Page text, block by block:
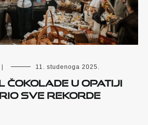
11. studenoga 2025.
čokolade u Opatiji
sve rekorde